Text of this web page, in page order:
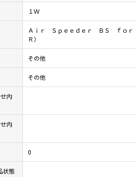
１Ｗ
Ａｉｒ Ｓｐｅｅｄｅｒ ＢＳ ｆｏｒ
Ｒ）
その他
その他
内
内
0
状態